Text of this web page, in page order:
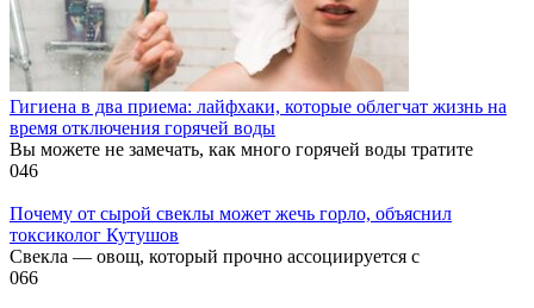
Гигиена в два приема: лайфхаки, которые облегчат жизнь на
время отключения горячей воды
Вы можете не замечать, как много горячей воды тратите
046
Почему от сырой свеклы может жечь горло, объяснил
токсиколог Кутушов
Свекла — овощ, который прочно ассоциируется с
066